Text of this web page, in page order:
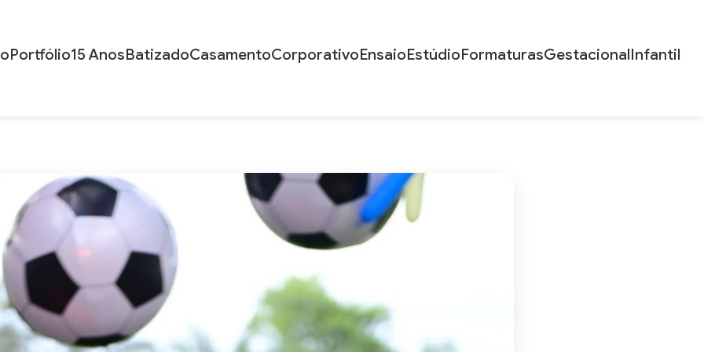
Portfólio15 AnosBatizadoCasamentoCorporativoEnsaioEstúdioFormaturasGestacionalInfantil